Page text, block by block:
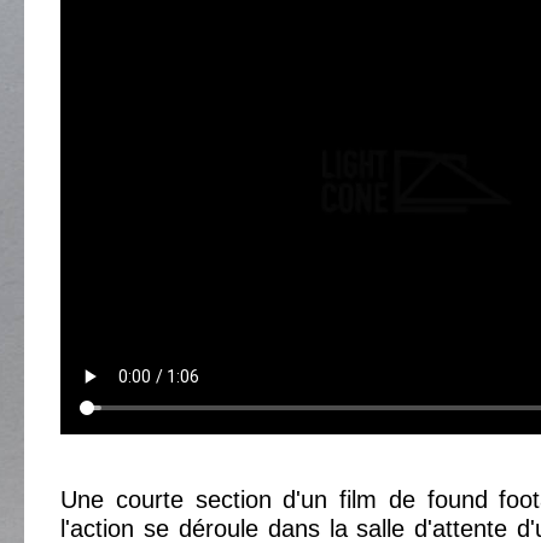
Une courte section d'un film de found
l'action se déroule dans la salle d'attente